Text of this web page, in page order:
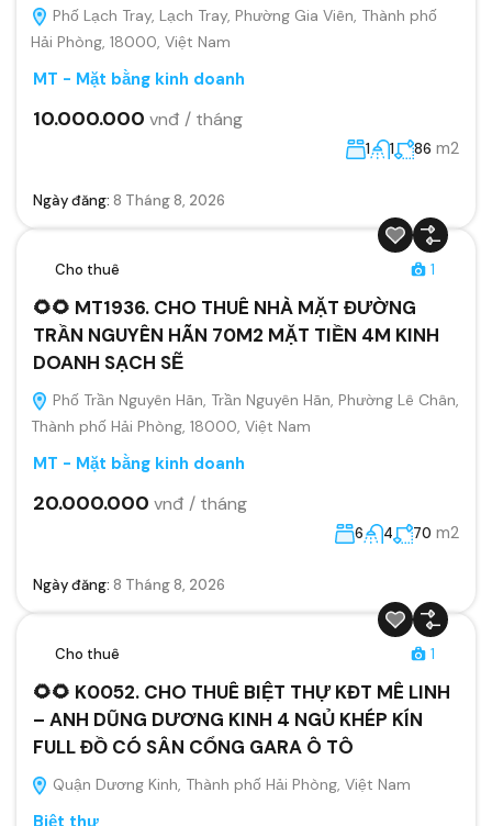
Phố Lạch Tray, Lạch Tray, Phường Gia Viên, Thành phố
Hải Phòng, 18000, Việt Nam
MT - Mặt bằng kinh doanh
10.000.000 vnđ / tháng
1 1 86 m2
Ngày đăng: 8 Tháng 8, 2026
Cho thuê 1
🌻🌻 MT1936. CHO THUÊ NHÀ MẶT ĐƯỜNG
TRẦN NGUYÊN HÃN 70M2 MẶT TIỀN 4M KINH
DOANH SẠCH SẼ
Phố Trần Nguyên Hãn, Trần Nguyên Hãn, Phường Lê Chân,
Thành phố Hải Phòng, 18000, Việt Nam
MT - Mặt bằng kinh doanh
20.000.000 vnđ / tháng
6 4 70 m2
Ngày đăng: 8 Tháng 8, 2026
Cho thuê 1
🌻🌻 K0052. CHO THUÊ BIỆT THỰ KĐT MÊ LINH
– ANH DŨNG DƯƠNG KINH 4 NGỦ KHÉP KÍN
FULL ĐỒ CÓ SÂN CỔNG GARA Ô TÔ
Quận Dương Kinh, Thành phố Hải Phòng, Việt Nam
Biệt thự